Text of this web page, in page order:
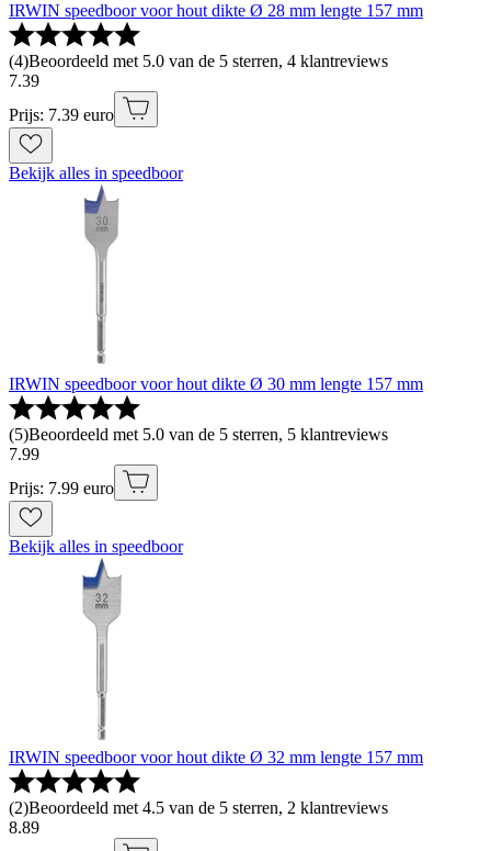
IRWIN speedboor voor hout dikte Ø 28 mm lengte 157 mm
(4)Beoordeeld met 5.0 van de 5 sterren, 4 klantreviews
7.39
Prijs: 7.39 euro
Bekijk alles in speedboor
IRWIN speedboor voor hout dikte Ø 30 mm lengte 157 mm
(5)Beoordeeld met 5.0 van de 5 sterren, 5 klantreviews
7.99
Prijs: 7.99 euro
Bekijk alles in speedboor
IRWIN speedboor voor hout dikte Ø 32 mm lengte 157 mm
(2)Beoordeeld met 4.5 van de 5 sterren, 2 klantreviews
8.89